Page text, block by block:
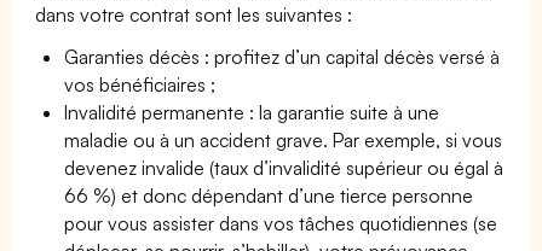
dans votre contrat sont les suivantes :
Garanties décès : profitez d’un capital décès versé à
vos bénéficiaires ;
Invalidité permanente : la garantie suite à une
maladie ou à un accident grave. Par exemple, si vous
devenez invalide (taux d’invalidité supérieur ou égal à
66 %) et donc dépendant d’une tierce personne
pour vous assister dans vos tâches quotidiennes (se